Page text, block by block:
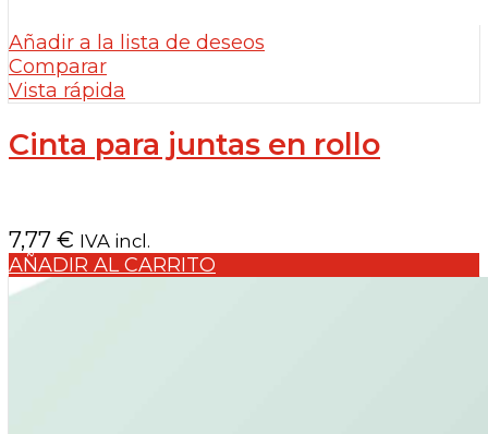
Añadir a la lista de deseos
Comparar
Vista rápida
Cinta para juntas en rollo
7,77 € IVA incl.
AÑADIR AL CARRITO